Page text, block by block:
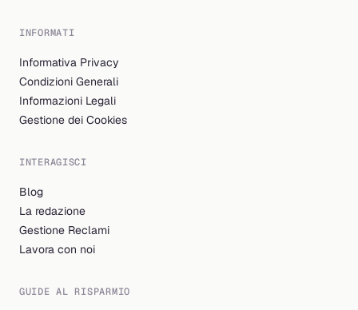
INFORMATI
Informativa Privacy
Condizioni Generali
Informazioni Legali
Gestione dei Cookies
INTERAGISCI
Blog
La redazione
Gestione Reclami
Lavora con noi
GUIDE AL RISPARMIO